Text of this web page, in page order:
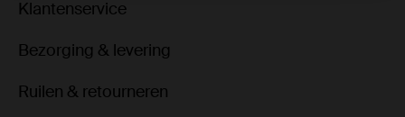
Klantenservice
Bezorging & levering
Ruilen & retourneren